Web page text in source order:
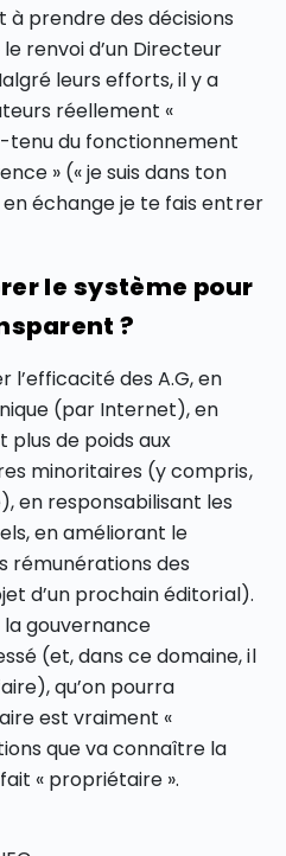
à prendre des décisions
renvoi d’un Directeur
leurs efforts, il y a
réellement «
tenu du fonctionnement
» (« je suis dans ton
échange je te fais entrer
le système pour
?
des A.G, en
(par Internet), en
de poids aux
minoritaires (y compris,
en responsabilisant les
en améliorant le
rémunérations des
d’un prochain éditorial).
la gouvernance
(et, dans ce domaine, il
qu’on pourra
est vraiment «
que va connaître la
« propriétaire ».